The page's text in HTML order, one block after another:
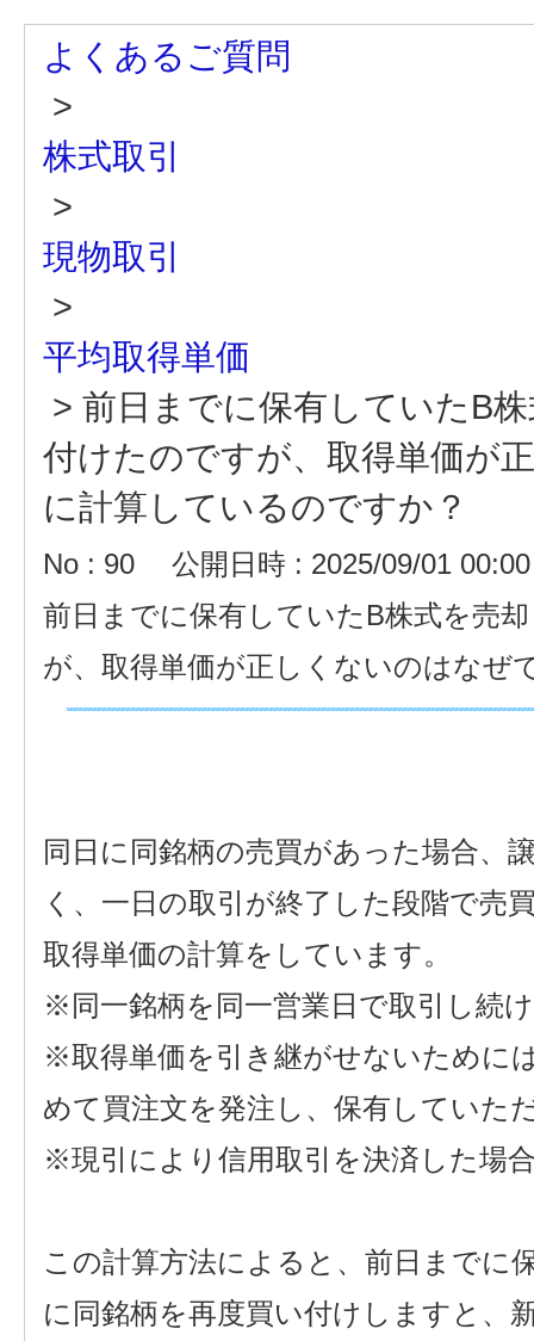
よくあるご質問
>
株式取引
>
現物取引
>
平均取得単価
> 前日までに保有していたB
付けたのですが、取得単価が
に計算しているのですか？
No : 90
公開日時 : 2025/09/01 00:00
前日までに保有していたB株式を売
が、取得単価が正しくないのはなぜ
同日に同銘柄の売買があった場合、
く、一日の取引が終了した段階で売
取得単価の計算をしています。
※同一銘柄を同一営業日で取引し続
※取得単価を引き継がせないために
めて買注文を発注し、保有していた
※現引により信用取引を決済した場
この計算方法によると、前日までに
に同銘柄を再度買い付けしますと、